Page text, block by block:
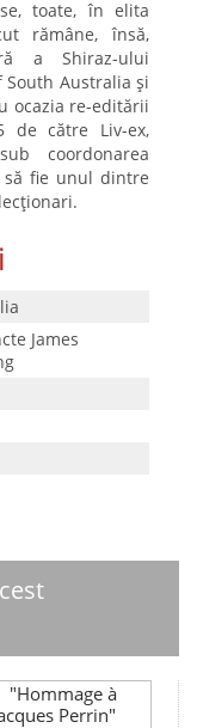
toate, în elita
rămâne, însă,
a Shiraz-ului
Australia și
ocazia re-editării
de către Liv-ex,
coordonarea
să fie unul dintre
James